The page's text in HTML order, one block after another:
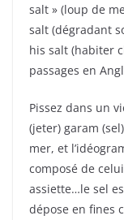
salt » (loup de
salt (dégradant
his salt (habiter
passages en
Pissez dans un
(jeter) garam
mer, et
composé de
assiette…le sel
dépose en fines